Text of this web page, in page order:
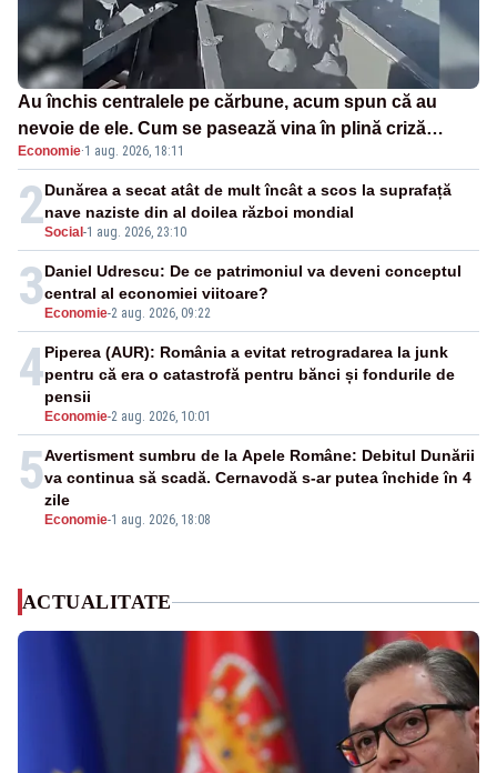
Au închis centralele pe cărbune, acum spun că au
nevoie de ele. Cum se pasează vina în plină criză
energetică
Economie·1 aug. 2026, 18:11
2Social -1 aug. 2026, 23:10
Dunărea a secat atât de mult încât a scos la suprafață
nave naziste din al doilea război mondial
3 Economie-2 aug. 2026, 09:22
Daniel Udrescu: De ce patrimoniul va deveni conceptul
central al economiei viitoare?
4
Economie-2 aug. 2026, 10:01
Piperea (AUR): România a evitat retrogradarea la junk
pentru că era o catastrofă pentru bănci și fondurile de
pensii
5
Economie-1 aug. 2026, 18:08
Avertisment sumbru de la Apele Române: Debitul Dunării
va continua să scadă. Cernavodă s-ar putea închide în 4
zile
ACTUALITATE